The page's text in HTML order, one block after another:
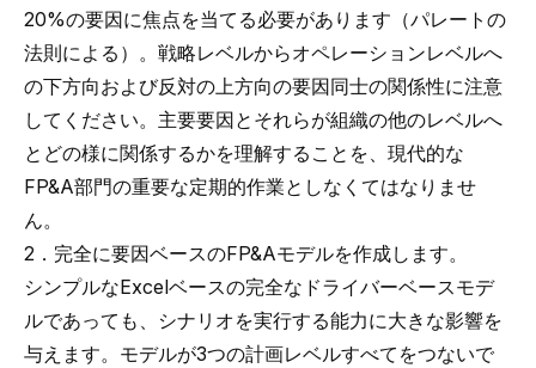
20%の要因に焦点を当てる必要があります（パレートの
法則による）。戦略レベルからオペレーションレベルへ
の下方向および反対の上方向の要因同士の関係性に注意
してください。主要要因とそれらが組織の他のレベルへ
とどの様に関係するかを理解することを、現代的な
FP&A部門の重要な定期的作業としなくてはなりませ
ん。
2．完全に要因ベースのFP&Aモデルを作成します。
シンプルなExcelベースの完全なドライバーベースモデ
ルであっても、シナリオを実行する能力に大きな影響を
与えます。モデルが3つの計画レベルすべてをつないで